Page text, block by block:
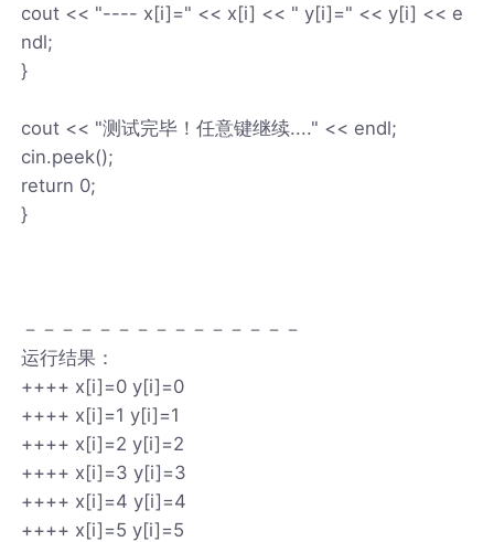
cout << "---- x[i]=" << x[i] << " y[i]=" << y[i] << e
ndl;
}
cout << "测试完毕！任意键继续...." << endl;
cin.peek();
return 0;
}
－－－－－－－－－－－－－－－
运行结果：
++++ x[i]=0 y[i]=0
++++ x[i]=1 y[i]=1
++++ x[i]=2 y[i]=2
++++ x[i]=3 y[i]=3
++++ x[i]=4 y[i]=4
++++ x[i]=5 y[i]=5